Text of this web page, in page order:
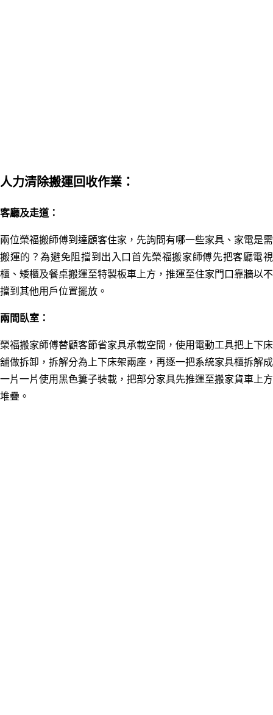
人力清除搬運回收作業：
客廳及走道：
兩位榮福搬師傅到達顧客住家，先詢問有哪一些家具、家電是需
搬運的？為避免阻擋到出入口首先榮福搬家師傅先把客廳電視
櫃、矮櫃及餐桌搬運至特製板車上方，推運至住家門口靠牆以不
擋到其他用戶位置擺放。
兩間臥室：
榮福搬家師傅替顧客節省家具承載空間，使用電動工具把上下床
舖做拆卸，拆解分為上下床架兩座， 再逐一把系統家具櫃拆解成
一片一片使用黑色簍子裝載，把部分家具先推運至搬家貨車上方
堆疊。